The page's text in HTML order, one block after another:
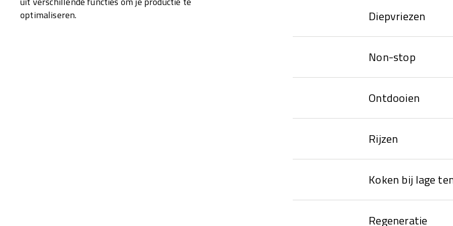
optimaliseren.
Diepvriezen
Non-stop
Ontdooien
Rijzen
Koken bij lage
Regeneratie